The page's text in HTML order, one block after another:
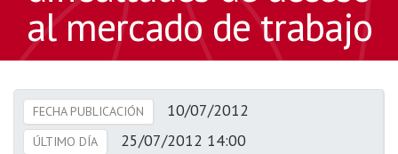
al mercado de trabajo
FECHA PUBLICACIÓN 10/07/2012
ÚLTIMO DÍA 25/07/2012 14:00